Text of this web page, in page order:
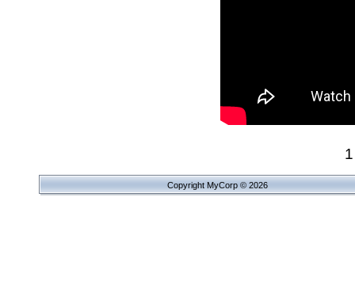
Copyright MyCorp © 2026